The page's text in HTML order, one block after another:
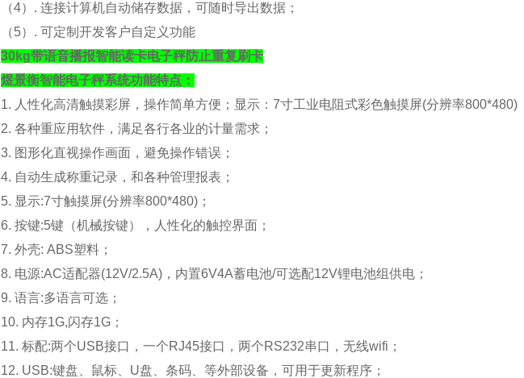
（4）. 连接计算机自动储存数据，可随时导出数据；
（5）. 可定制开发客户自定义功能
30kg带语音播报智能读卡电子秤防止重复刷卡
煜景衡智能电子秤系统功能特点：
1. 人性化高清触摸彩屏，操作简单方便； 显示： 7寸工业电阻式彩色触摸屏(分辨率800*480)
2. 各种重应用软件，满足各行各业的计量需求；
3. 图形化直视操作画面，避免操作错误；
4. 自动生成称重记录，和各种管理报表；
5. 显示:7寸触摸屏(分辨率800*480)；
6. 按键:5键（机械按键），人性化的触控界面；
7. 外壳: ABS塑料；
8. 电源:AC适配器(12V/2.5A)，内置6V4A蓄电池/可选配12V锂电池组供电；
9. 语言:多语言可选；
10. 内存1G,闪存1G；
11. 标配:两个USB接口，一个RJ45接口，两个RS232串口，无线wifi；
12. USB:键盘、鼠标、U盘、条码、等外部设备，可用于更新程序；